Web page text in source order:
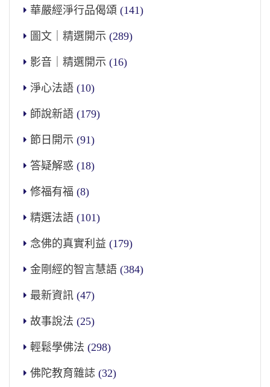
華嚴經淨行品偈頌 (141)
圖文｜精選開示 (289)
影音｜精選開示 (16)
淨心法語 (10)
師說新語 (179)
節日開示 (91)
答疑解惑 (18)
修福有福 (8)
精選法語 (101)
念佛的真實利益 (179)
金剛經的智言慧語 (384)
最新資訊 (47)
故事說法 (25)
輕鬆學佛法 (298)
佛陀教育雜誌 (32)